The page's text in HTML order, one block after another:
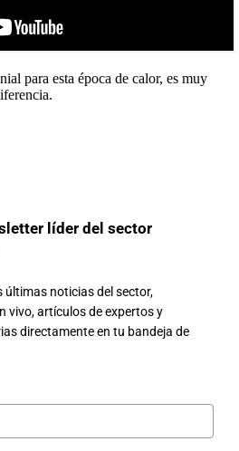
para esta época de calor, es muy
líder del sector
últimas noticias del sector,
vivo, artículos de expertos y
directamente en tu bandeja de